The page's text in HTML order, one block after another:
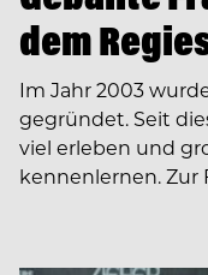
dem
Im Jahr 2003
gegründet. Seit
viel erleben und
kennenlernen. Zur